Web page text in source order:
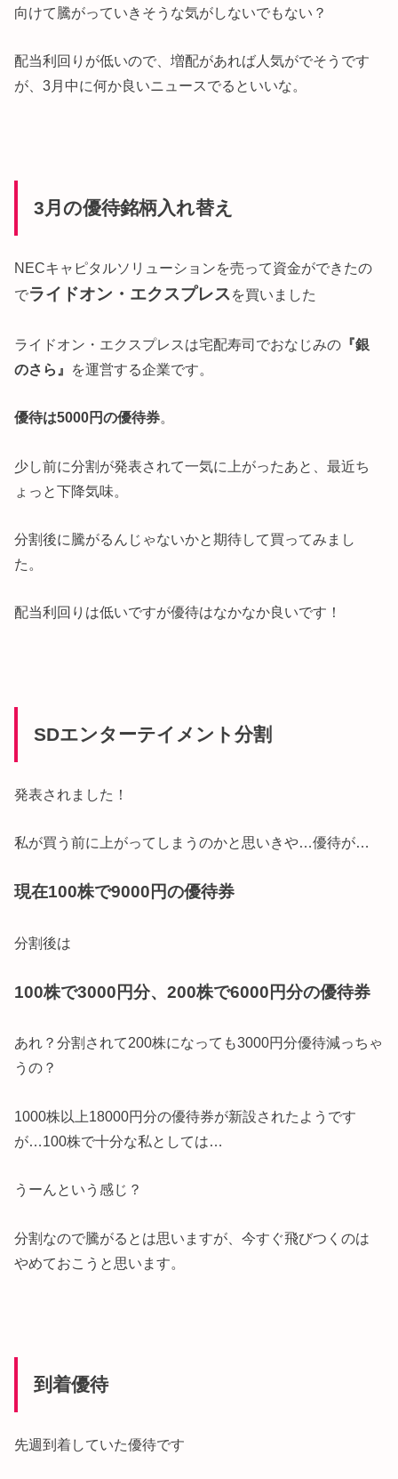
向けて騰がっていきそうな気がしないでもない？
配当利回りが低いので、増配があれば人気がでそうです
が、3月中に何か良いニュースでるといいな。
3月の優待銘柄入れ替え
NECキャピタルソリューションを売って資金ができたの
でライドオン・エクスプレス を買いました
ライドオン・エクスプレスは宅配寿司でおなじみの 『銀
のさら』 を運営する企業です。
優待は5000円の優待券。
少し前に分割が発表されて一気に上がったあと、最近ち
ょっと下降気味。
分割後に騰がるんじゃないかと期待して買ってみまし
た。
配当利回りは低いですが優待はなかなか良いです！
SDエンターテイメント分割
発表されました！
私が買う前に上がってしまうのかと思いきや…優待が…
現在100株で9000円の優待券
分割後は
100株で3000円分、200株で6000円分の優待券
あれ？分割されて200株になっても3000円分優待減っちゃ
うの？
1000株以上18000円分の優待券が新設されたようです
が…100株で十分な私としては…
うーんという感じ？
分割なので騰がるとは思いますが、今すぐ飛びつくのは
やめておこうと思います。
到着優待
先週到着していた優待です